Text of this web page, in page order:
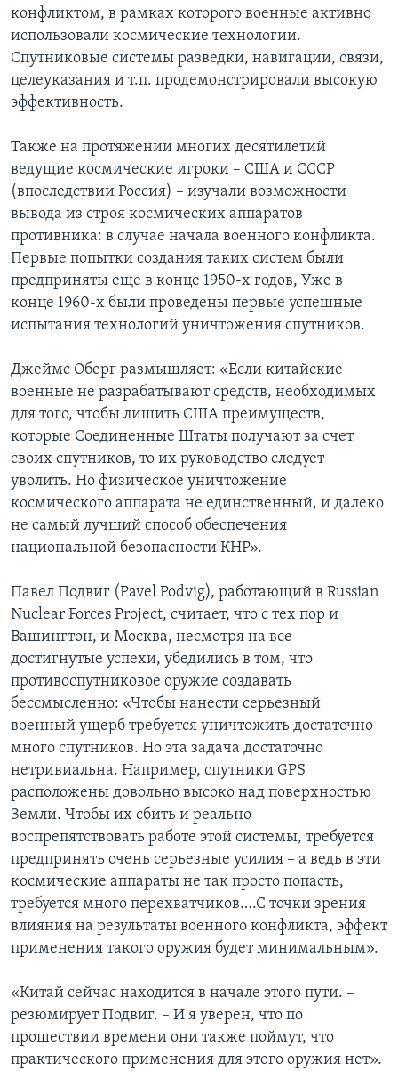
конфликтом, в рамках которого военные активно
использовали космические технологии.
Спутниковые системы разведки, навигации, связи,
целеуказания и т.п. продемонстрировали высокую
эффективность.
Также на протяжении многих десятилетий
ведущие космические игроки – США и СССР
(впоследствии Россия) – изучали возможности
вывода из строя космических аппаратов
противника: в случае начала военного конфликта.
Первые попытки создания таких систем были
предприняты еще в конце 1950-х годов, Уже в
конце 1960-х были проведены первые успешные
испытания технологий уничтожения спутников.
Джеймс Оберг размышляет: «Если китайские
военные не разрабатывают средств, необходимых
для того, чтобы лишить США преимуществ,
которые Соединенные Штаты получают за счет
своих спутников, то их руководство следует
уволить. Но физическое уничтожение
космического аппарата не единственный, и далеко
не самый лучший способ обеспечения
национальной безопасности КНР».
Павел Подвиг (Pavel Podvig), работающий в Russian
Nuclear Forces Project, считает, что с тех пор и
Вашингтон, и Москва, несмотря на все
достигнутые успехи, убедились в том, что
противоспутниковое оружие создавать
бессмысленно: «Чтобы нанести серьезный
военный ущерб требуется уничтожить достаточно
много спутников. Но эта задача достаточно
нетривиальна. Например, спутники GPS
расположены довольно высоко над поверхностью
Земли. Чтобы их сбить и реально
воспрепятствовать работе этой системы, требуется
предпринять очень серьезные усилия – а ведь в эти
космические аппараты не так просто попасть,
требуется много перехватчиков….С точки зрения
влияния на результаты военного конфликта, эффект
применения такого оружия будет минимальным».
«Китай сейчас находится в начале этого пути. –
резюмирует Подвиг. – И я уверен, что по
прошествии времени они также поймут, что
практического применения для этого оружия нет».